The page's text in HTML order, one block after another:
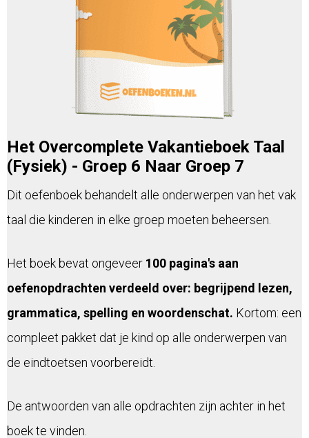
Het Overcomplete Vakantieboek Taal
(Fysiek) - Groep 6 Naar Groep 7
Dit oefenboek behandelt alle onderwerpen van het vak
taal die kinderen in elke groep moeten beheersen.
Het boek bevat ongeveer 100 pagina's aan
oefenopdrachten verdeeld over: begrijpend lezen,
grammatica, spelling en woordenschat. Kortom: een
compleet pakket dat je kind op alle onderwerpen van
de eindtoetsen voorbereidt.
De antwoorden van alle opdrachten zijn achter in het
boek te vinden.